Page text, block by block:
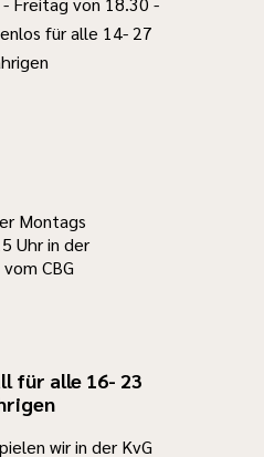
für alle 14- 27
für alle 16- 23
wir in der KvG